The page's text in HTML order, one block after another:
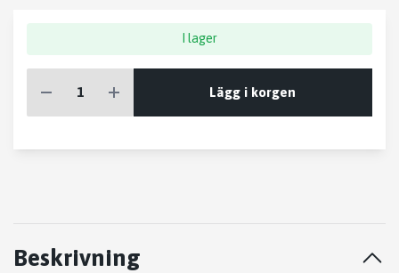
I lager
Lägg i korgen
Beskrivning